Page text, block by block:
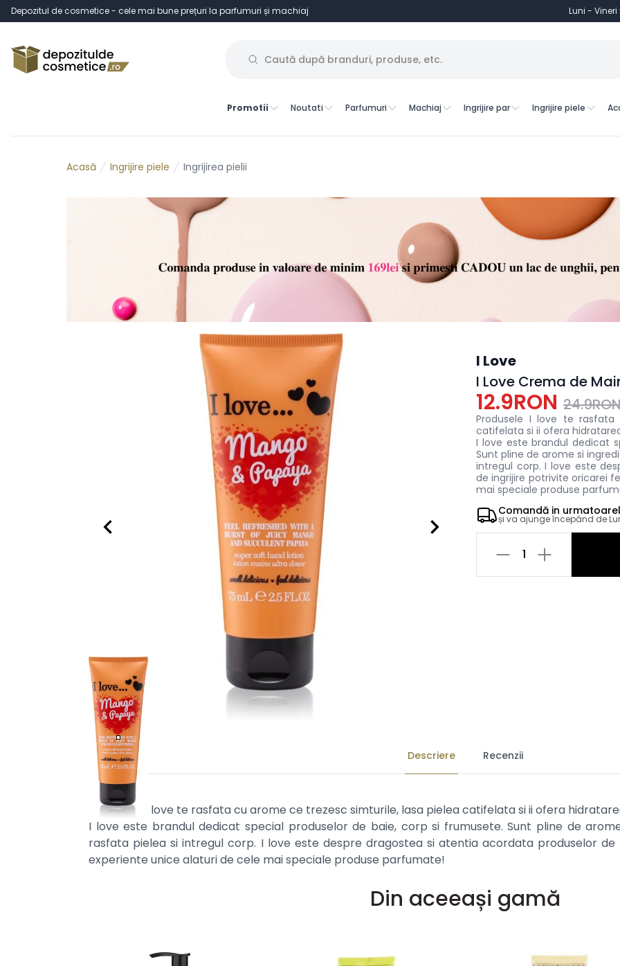
Depozitul de cosmetice - cele mai bune prețuri la parfumuri și machiaj Luni - Vineri
Promotii Noutati Parfumuri Machiaj Ingrijire par Ingrijire piele
Acasă Ingrijire piele Ingrijirea pielii
I Love
I Love Crema de
12.9RON
Produsele I love te
catifelata si ii ofera
I love este brandul dedicat
Sunt pline de arome si
intregul corp. I love este
de ingrijire potrivite oricarei
mai speciale produse
Comandă in
și va ajunge începând de
1
Descriere Recenzii
Produsele I love te rasfata cu arome ce trezesc simturile, lasa pielea catifelata si ii ofera
I love este brandul dedicat special produselor de baie, corp si frumusete. Sunt pline de
rasfata pielea si intregul corp. I love este despre dragostea si atentia acordata produselor
experiente unice alaturi de cele mai speciale produse parfumate!
Din aceeași gamă